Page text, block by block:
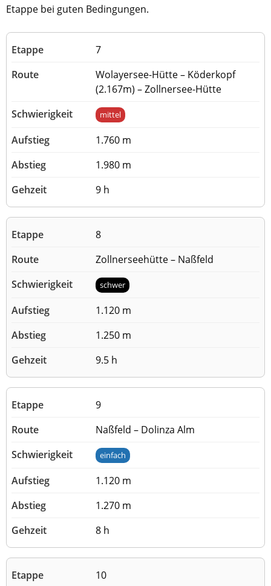
Etappe bei guten Bedingungen.
7
Wolayersee-Hütte – Köderkopf
(2.167m) – Zollnersee-Hütte
mittel
1.760 m
1.980 m
9 h
8
Zollnerseehütte – Naßfeld
schwer
1.120 m
1.250 m
9.5 h
9
Naßfeld – Dolinza Alm
einfach
1.120 m
1.270 m
8 h
10